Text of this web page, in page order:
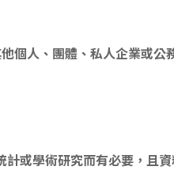
個人、團體、私人企業或公
或學術研究而有必要，且